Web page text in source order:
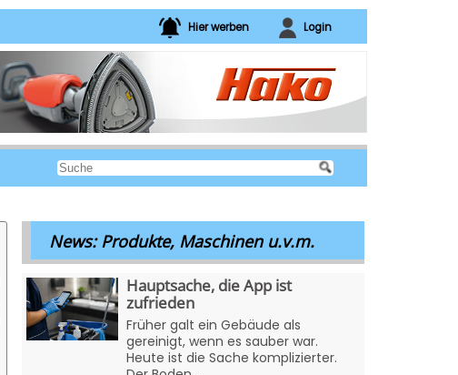
Hier werben Login
News: Produkte, Maschinen u.v.m.
Hauptsache, die App ist
zufrieden
Früher galt ein Gebäude als
gereinigt, wenn es sauber war.
Heute ist die Sache komplizierter.